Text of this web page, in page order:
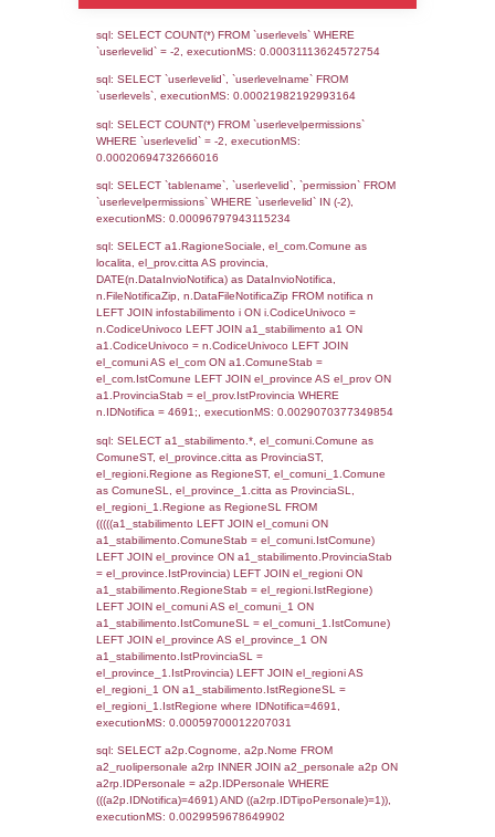
DELL'AMBIENTE/TERRITORIO
STABILIMENTO
SEZIONE H (pubblico) - DESCRIZIONE
STABILIMENTO E RIEPILOGO SOSTANZE
DI CUI ALL'ALLEGATO 1 DEL DECRETO
DELLA DIRETTIVA 2012/18/UE
SEZIONE L (pubblico) - INFORMAZIONI
INCIDENTALI CON IMPATTO
STABILIMENTO
Indietro
Debug
sql: SELECT COUNT(*) FROM `userlevels`
`userlevelid` = -2, executionMS:
sql: SELECT `userlevelid`, `userlevelname`
`userlevels`, executionMS:
sql: SELECT COUNT(*) FROM
WHERE `userlevelid` = -2, executionMS: